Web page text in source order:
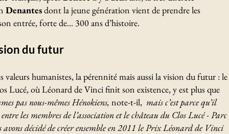
Denantesdont la jeune génération vient de prendre les
entrée, forte de... 300 ans d’histoire.
du futur
valeurs humanistes, la pérennité mais aussi la vision du futur : le
Lucé, où Léonard de Vinci finit son existence, y est plus que
pas nous-mêmes Hénokiens, note-t-il, mais c’est parce qu’il
les membres de l’association et le château du Clos Lucé - Parc
décidé de créer ensemble en 2011 le Prix Léonard de Vinci